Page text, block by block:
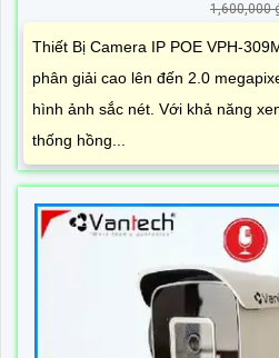
1,600,000
Thiết Bị Camera IP POE VPH-
phân giải cao lên đến 2.0
hình ảnh sắc nét. Với khả năng
thống hồng...